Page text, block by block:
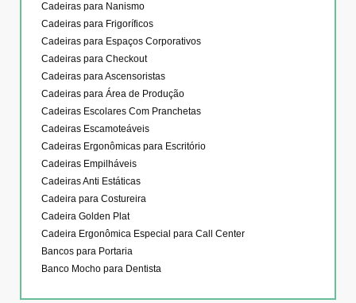
Cadeiras para Nanismo
Cadeiras para Frigoríficos
Cadeiras para Espaços Corporativos
Cadeiras para Checkout
Cadeiras para Ascensoristas
Cadeiras para Área de Produção
Cadeiras Escolares Com Pranchetas
Cadeiras Escamoteáveis
Cadeiras Ergonômicas para Escritório
Cadeiras Empilháveis
Cadeiras Anti Estáticas
Cadeira para Costureira
Cadeira Golden Plat
Cadeira Ergonômica Especial para Call Center
Bancos para Portaria
Banco Mocho para Dentista